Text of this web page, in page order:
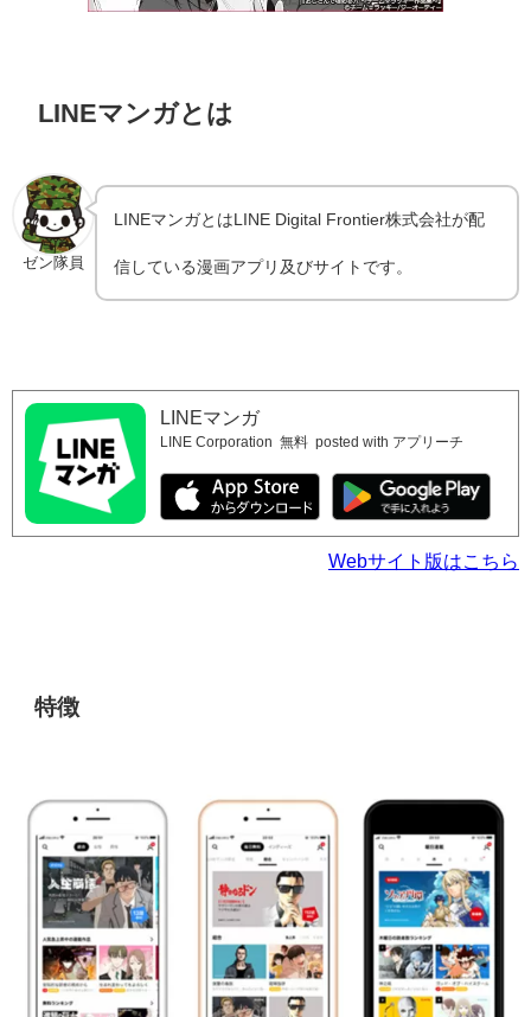
LINEマンガとは
ゼン隊員
LINEマンガとはLINE Digital Frontier株式会社が配
信している漫画アプリ及びサイトです。
LINEマンガ
LINE Corporation 無料 posted with アプリーチ
Webサイト版はこちら
特徴